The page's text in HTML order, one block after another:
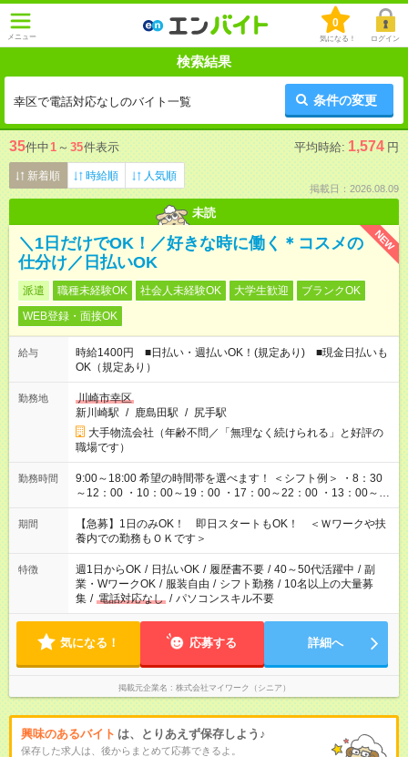
メニュー
0
気になる！ ログイン
検索結果
幸区で電話対応なしのバイト一覧 条件の変更
35件中1 ～ 35件表示 平均時給: 1,574 円
新着順 時給順 人気順
掲載日：2026.08.09
未読
NEW
＼1日だけでOK！／好きな時に働く＊コスメの
仕分け／日払いOK
派遣 職種未経験OK 社会人未経験OK 大学生歓迎
ブランクOK
WEB登録・面接OK
給与
時給1400円 ■日払い・週払いOK！(規定あり) ■現金日払いも
OK（規定あり）
勤務地
川崎市幸区
新川崎駅 / 鹿島田駅 / 尻手駅
大手物流会社（年齢不問／「無理なく続けられる」と好評の
職場です）
勤務時間
9:00～18:00 希望の時間帯を選べます！ ＜シフト例＞ ・8：30
～12：00 ・10：00～19：00 ・17：00～22：00 ・13：00～
22：00 ・22：00～翌6：00 など
期間
【急募】1日のみOK！ 即日スタートもOK！ ＜Ｗワークや扶
養内での勤務もＯＫです＞
特徴 週1日からOK / 日払いOK / 履歴書不要 / 40～50代活躍中 / 副
業・WワークOK / 服装自由 / シフト勤務 / 10名以上の大量募
集 / 電話対応なし / パソコンスキル不要
気になる！ 応募する 詳細へ
掲載元企業名 株式会社マイワーク（シニア）
興味のあるバイト は、とりあえず保存しよう♪
保存した求人は、後からまとめて応募できるよ。